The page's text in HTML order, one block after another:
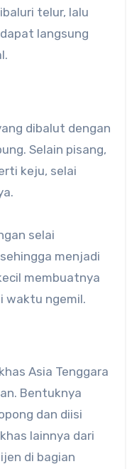
telur, lalu
langsung
dibalut dengan
Selain pisang,
keju, selai
selai
menjadi
membuatnya
waktu ngemil.
Asia Tenggara
Bentuknya
dan diisi
lainnya dari
di bagian